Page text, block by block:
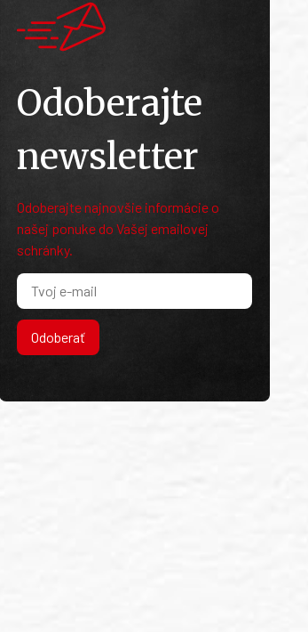
Odoberajte
newsletter
Odoberajte najnovšie informácie o
našej ponuke do Vašej emailovej
schránky.
Odoberať